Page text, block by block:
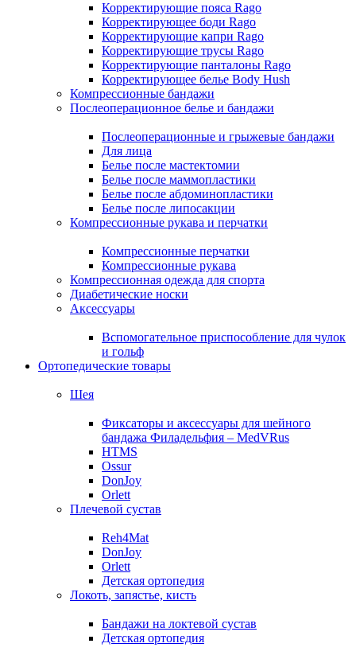
Корректирующие пояса Rago
Корректирующее боди Rago
Корректирующие капри Rago
Корректирующие трусы Rago
Корректирующие панталоны Rago
Корректирующее белье Body Hush
Компрессионные бандажи
Послеоперационное белье и бандажи
Послеоперационные и грыжевые бандажи
Для лица
Белье после мастектомии
Белье после маммопластики
Белье после абдоминопластики
Белье после липосакции
Компрессионные рукава и перчатки
Компрессионные перчатки
Компрессионные рукава
Компрессионная одежда для спорта
Диабетические носки
Аксессуары
Вспомогательное приспособление для чулок
и гольф
Ортопедические товары
Шея
Фиксаторы и аксессуары для шейного
бандажа Филадельфия – MedVRus
HTMS
Ossur
DonJoy
Orlett
Плечевой сустав
Reh4Mat
DonJoy
Orlett
Детская ортопедия
Локоть, запястье, кисть
Бандажи на локтевой сустав
Детская ортопедия